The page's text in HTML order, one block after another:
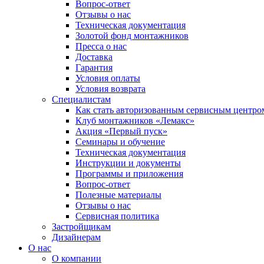
Вопрос-ответ
Отзывы о нас
Техническая документация
Золотой фонд монтажников
Пресса о нас
Доставка
Гарантия
Условия оплаты
Условия возврата
Специалистам
Как стать авторизованным сервисным
Клуб монтажников «Лемакс»
Акция «Первый пуск»
Семинары и обучение
Техническая документация
Инструкции и документы
Программы и приложения
Вопрос-ответ
Полезные материалы
Отзывы о нас
Сервисная политика
Застройщикам
Дизайнерам
О нас
О компании